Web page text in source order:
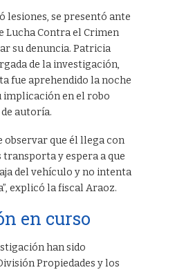
lesiones, se presentó ante
Lucha Contra el Crimen
su denuncia. Patricia
de la investigación,
fue aprehendido la noche
implicación en el robo
autoría.
observar que él llega con
y espera a que
del vehículo y no intenta
explicó la fiscal Araoz.
en curso
han sido
Propiedades y los